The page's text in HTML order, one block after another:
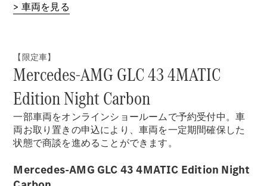
> 車両を見る
【限定車】
Mercedes-AMG GLC 43 4MATIC
Edition Night Carbon
一部車両をオンラインショールームで予約受付中。車
両お取り置きの申込により、車両を一定期間確保した
状態で商談を進めることができます。
Mercedes-AMG GLC 43 4MATIC Edition Night